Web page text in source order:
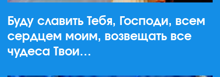
Буду славить Тебя, Господи, всем
сердцем моим, возвещать все
чудеса Твои…